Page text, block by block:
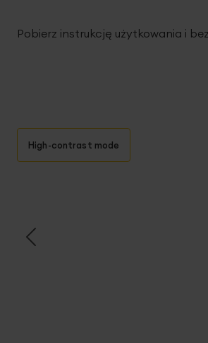
Pobierz instrukcję użytkowania i
High-contrast mode